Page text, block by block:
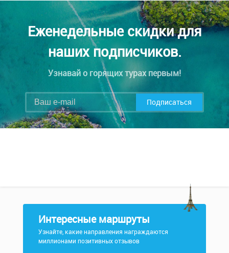
Еженедельные скидки для
наших подписчиков.
Узнавай о горящих турах первым!
Подписаться
Интересные маршруты
Узнайте, какие направления награждаются
миллионами позитивных отзывов